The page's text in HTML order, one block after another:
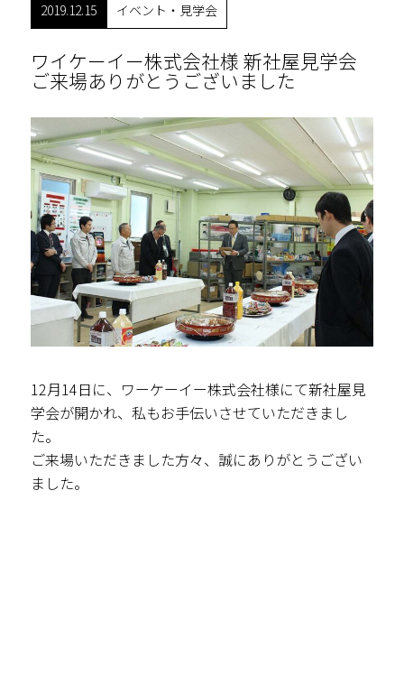
2019.12.15 イベント・見学会
ワイケーイー株式会社様 新社屋見学会
ご来場ありがとうございました
12月14日に、ワーケーイー株式会社様にて新社屋見
学会が開かれ、私もお手伝いさせていただきまし
た。
ご来場いただきました方々、誠にありがとうござい
ました。